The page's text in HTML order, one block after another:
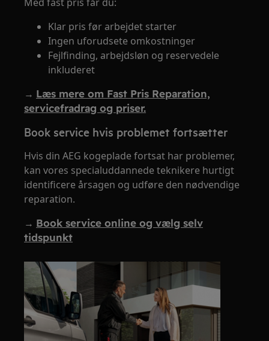
Klar pris før arbejdet starter
Ingen uforudsete omkostninger
Fejlfinding, arbejdsløn og reservedele
inkluderet
→ Læs mere om Fast Pris Reparation,
servicefradrag og priser.
Book service hvis problemet fortsætter
Hvis din AEG kogeplade fortsat har problemer,
kan vores specialuddannede teknikere hurtigt
identificere årsagen og udføre den nødvendige
reparation.
→ Book service online og vælg selv
tidspunkt